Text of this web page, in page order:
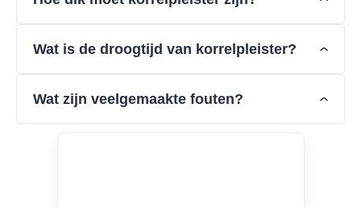
Wat is de droogtijd van korrelpleister?
Wat zijn veelgemaakte fouten?